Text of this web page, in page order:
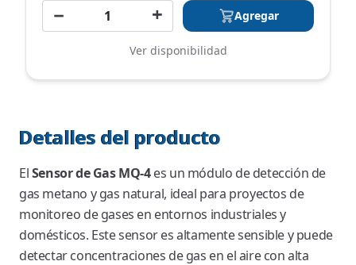
− + Agregar
Ver disponibilidad
Detalles del producto
ElSensor de Gas MQ-4es un módulo de detección de
gas metano y gas natural, ideal para proyectos de
monitoreo de gases en entornos industriales y
domésticos. Este sensor es altamente sensible y puede
detectar concentraciones de gas en el aire con alta